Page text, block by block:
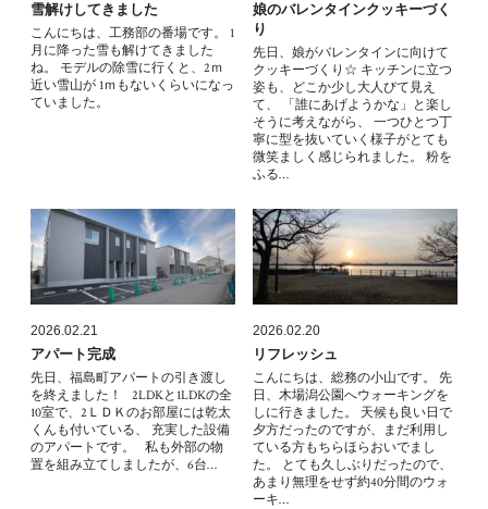
雪解けしてきました
こんにちは、工務部の番場です。 1
月に降った雪も解けてきました
ね。 モデルの除雪に行くと、2ｍ
近い雪山が 1ｍもないくらいになっ
ていました。
娘のバレンタインクッキーづく
り
先日、娘がバレンタインに向けて
クッキーづくり☆ キッチンに立つ
姿も、どこか少し大人びて見え
て、 「誰にあげようかな」と楽し
そうに考えながら、 一つひとつ丁
寧に型を抜いていく様子がとても
微笑ましく感じられました。 粉を
ふる…
2026.02.21
アパート完成
先日、福島町アパートの引き渡し
を終えました！ 2LDKと1LDKの全
10室で、2ＬＤＫのお部屋には乾太
くんも付いている、 充実した設備
のアパートです。 私も外部の物
置を組み立てしましたが、6台…
2026.02.20
リフレッシュ
こんにちは、総務の小山です。 先
日、木場潟公園へウォーキングを
しに行きました。 天候も良い日で
夕方だったのですが、まだ利用し
ている方もちらほらおいでまし
た。 とても久しぶりだったので、
あまり無理をせず約40分間のウォ
ーキ…